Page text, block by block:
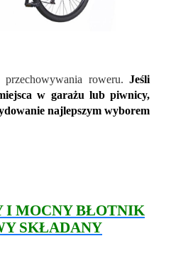
roweru. Jeśli
w garażu lub piwnicy,
najlepszym wyborem
I MOCNY BŁOTNIK
SKŁADANY